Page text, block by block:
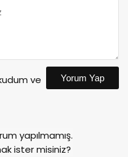
ve
Yorum Yap
yapılmamış.
ister misiniz?